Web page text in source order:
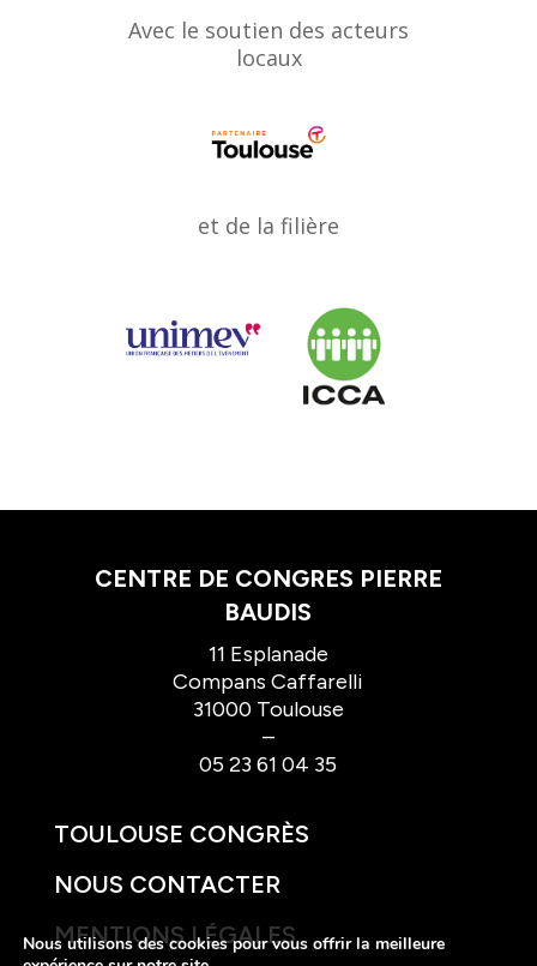
Avec le soutien des acteurs
locaux
et de la filière
CENTRE DE CONGRES PIERRE
BAUDIS
11 Esplanade
Compans Caffarelli
31000 Toulouse
–
05 23 61 04 35
TOULOUSE CONGRÈS
NOUS CONTACTER
MENTIONS LÉGALES
Nous utilisons des cookies pour vous offrir la meilleure